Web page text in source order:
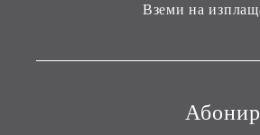
Вземи на